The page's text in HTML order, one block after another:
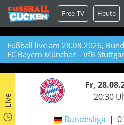
Free-TV Heute
Fußball live am 28.08.2026,
FC Bayern München - VfB
Live
Fr,
20:30
Bundesliga